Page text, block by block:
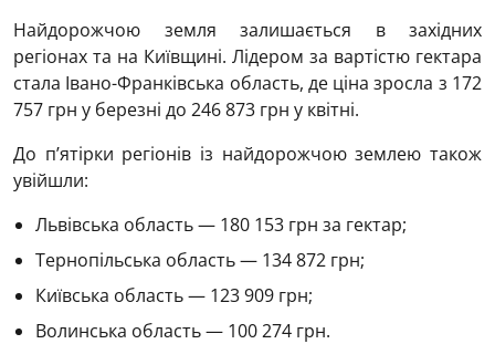
Найдорожчою земля залишається в західних
регіонах та на Київщині. Лідером за вартістю гектара
стала Івано-Франківська область, де ціна зросла з 172
757 грн у березні до 246 873 грн у квітні.
До п’ятірки регіонів із найдорожчою землею також
увійшли:
Львівська область — 180 153 грн за гектар;
Тернопільська область — 134 872 грн;
Київська область — 123 909 грн;
Волинська область — 100 274 грн.